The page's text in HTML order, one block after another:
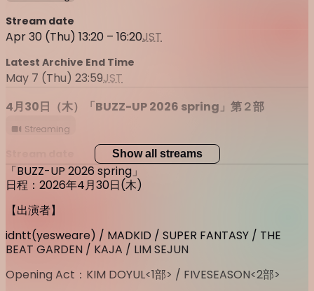
Stream date
Apr 30 (Thu) 13:20 – 16:20JST
Latest Archive End Time
May 7 (Thu) 23:59JST
4月30日（木）「BUZZ-UP 2026 spring」第２部
Streaming
Apr 30 (Thu) 18:05 – 21:25JST
Latest Archive End Time
May 7 (Thu) 23:59
Show all streams
「BUZZ-UP 2026 spring 」
日程： 2026年4月30日(木)
【出演者】
idntt(yesweare) / MADKID / SUPER FANTASY / THE
BEAT GARDEN / KAJA / LIM SEJUN
Opening Act ： KIM DOYUL<1部> / FIVESEASON<2部>